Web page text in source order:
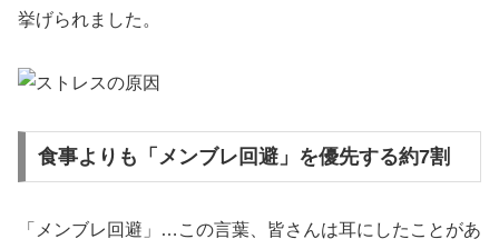
挙げられました。
食事よりも「メンブレ回避」を優先する約7割
「メンブレ回避」…この言葉、皆さんは耳にしたことがあ